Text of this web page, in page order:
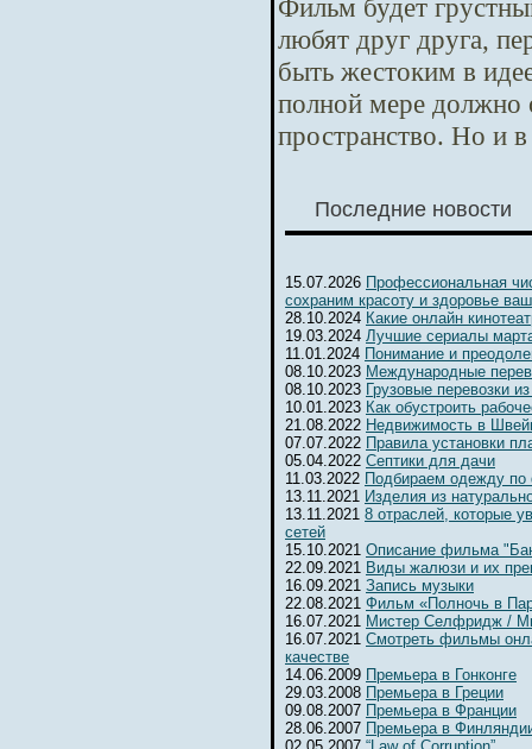
Фильм будет
любят друг друга,
быть жестоким в
полной мере должно
пространство. Но и
Последние новости
15.07.2026 Профессиональная
сохраним красоту и здоровье
28.10.2024 Какие онлайн
19.03.2024 Лучшие сериалы
11.01.2024 Понимание и
08.10.2023 Международные
08.10.2023 Грузовые перевозки
10.01.2023 Как обустроить
21.08.2022 Недвижимость в
07.07.2022 Правила установки
05.04.2022 Септики для дачи
11.03.2022 Подбираем одежду по
13.11.2021 Изделия из
13.11.2021 8 отраслей, которые
сетей
15.10.2021 Описание фильма
22.09.2021 Виды жалюзи и их
16.09.2021 Запись музыки
22.08.2021 Фильм «Полночь в
16.07.2021 Мистер Селфридж /
16.07.2021 Смотреть фильмы
качестве
14.06.2009 Премьера в Гонконге
29.03.2008 Премьера в Греции
09.08.2007 Премьера в Франции
28.06.2007 Премьера в